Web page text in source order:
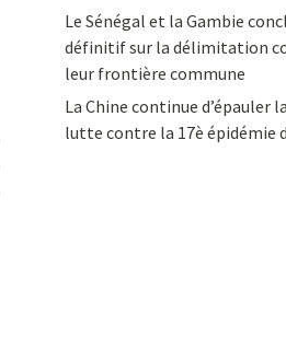
Le Sénégal et la Gambie
définitif sur la délimitation
leur frontière commune
La Chine continue d’épauler
lutte contre la 17è épidémie